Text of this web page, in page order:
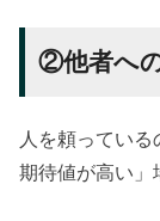
②他者へ
人を頼ってい
期待値が高い」